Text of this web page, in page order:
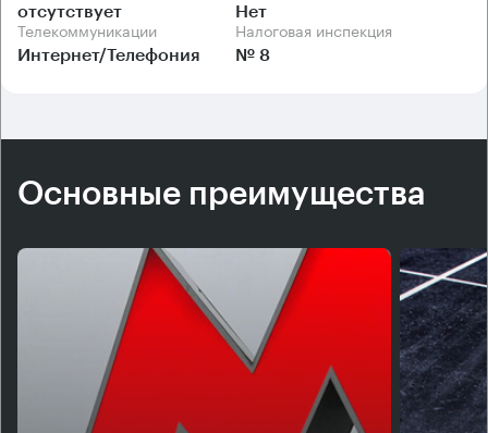
отсутствует Нет
Телекоммуникации
Интернет/Телефония
Налоговая инспекция
№ 8
Основные преимущества